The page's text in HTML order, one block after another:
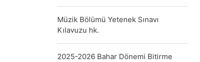
Müzik Bölümü Yetenek Sınavı
Kılavuzu hk.
2025-2026 Bahar Dönemi Bitirme